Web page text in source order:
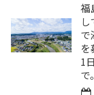
福
で
を
1
で